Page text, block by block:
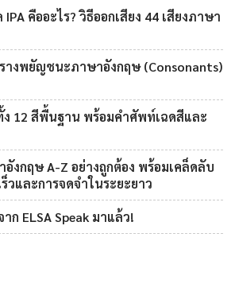
คืออะไร? วิธีออกเสียง 44 เสียงภาษา
างพยัญชนะภาษาอังกฤษ (Consonants)
12 สีพื้นฐาน พร้อมคำศัพท์เฉดสีและ
งกฤษ A-Z อย่างถูกต้อง พร้อมเคล็ดลับ
วและการจดจำในระยะยาว
ก ELSA Speak มาแล้ว!